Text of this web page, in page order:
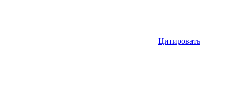
Цитировать